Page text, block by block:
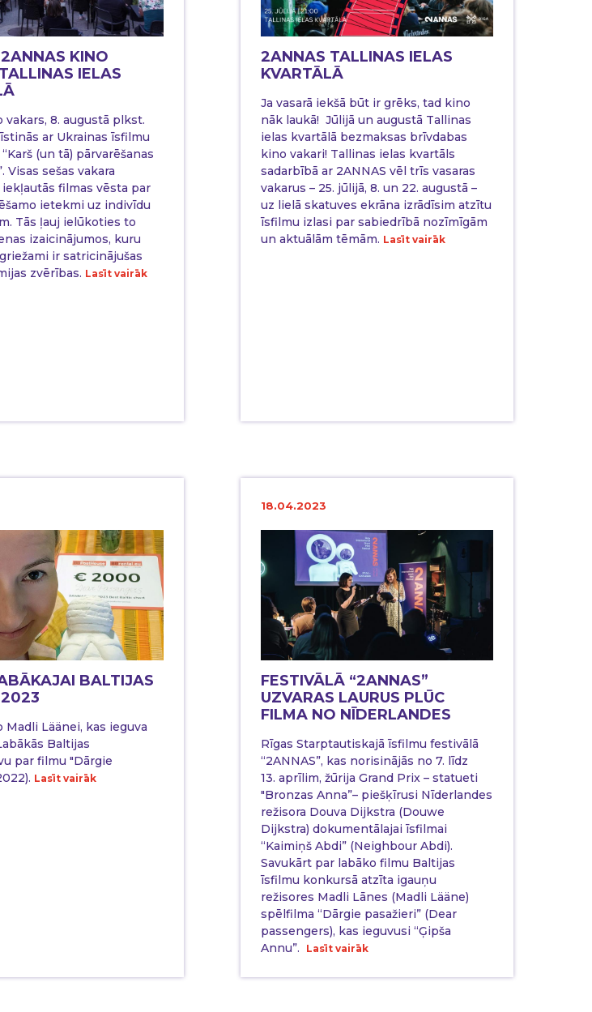
KINO
IELAS
vakars, 8. augustā plkst.
ar Ukrainas īsfilmu
(un tā) pārvarēšanas
Visas sešas vakara
filmas vēsta par
ietekmi uz indivīdu
Tās ļauj ielūkoties to
izaicinājumos, kuru
ir satricinājušas
zvērības. Lasīt vairāk
2ANNAS TALLINAS IELAS
KVARTĀLĀ
Ja vasarā iekšā būt ir grēks, tad kino
nāk laukā! Jūlijā un augustā Tallinas
ielas kvartālā bezmaksas brīvdabas
kino vakari! Tallinas ielas kvartāls
sadarbībā ar 2ANNAS vēl trīs vasaras
vakarus – 25. jūlijā, 8. un 22. augustā –
uz lielā skatuves ekrāna izrādīsim atzītu
īsfilmu izlasi par sabiedrībā nozīmīgām
un aktuālām tēmām. Lasīt vairāk
BALTIJAS
Madli Läänei, kas ieguva
Baltijas
par filmu "Dārgie
Lasīt vairāk
18.04.2023
FESTIVĀLĀ “2ANNAS”
UZVARAS LAURUS PLŪC
FILMA NO NĪDERLANDES
Rīgas Starptautiskajā īsfilmu festivālā
“2ANNAS”, kas norisinājās no 7. līdz
13. aprīlim, žūrija Grand Prix – statueti
"Bronzas Anna”– piešķīrusi Nīderlandes
režisora Douva Dijkstra (Douwe
Dijkstra) dokumentālajai īsfilmai
“Kaimiņš Abdi” (Neighbour Abdi).
Savukārt par labāko filmu Baltijas
īsfilmu konkursā atzīta igauņu
režisores Madli Lānes (Madli Lääne)
spēlfilma “Dārgie pasažieri” (Dear
passengers), kas ieguvusi “Ģipša
Annu”.
Lasīt vairāk